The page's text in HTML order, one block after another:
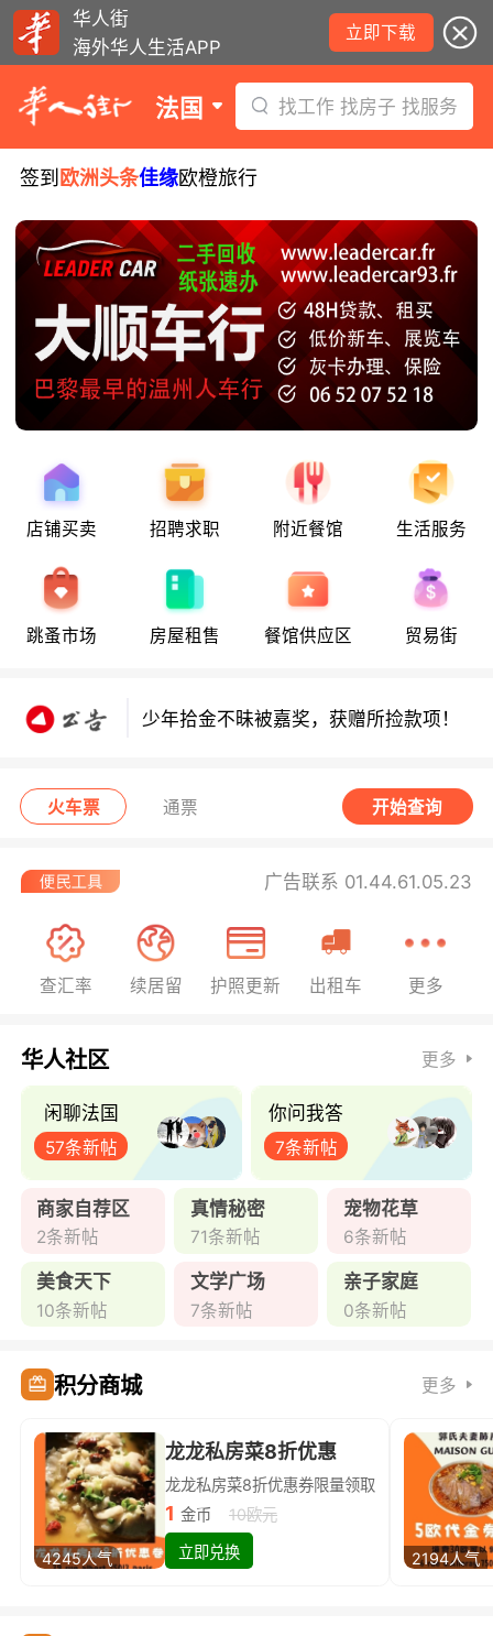
华人街
海外华人生活APP
立即下载
法国 找工作 找房子 找服务
签到 欧洲头条佳缘欧橙旅行
店铺买卖 招聘求职 附近餐馆 生活服务
跳蚤市场 房屋租售 餐馆供应区 贸易街
少年拾金不昧被嘉奖，获赠所捡款项！
西班牙小偷在法行窃被捕！
少年拾金不昧获嘉奖，领走所捡款项！
少年拾金不昧被嘉奖，获赠所捡款项！
西班牙小偷在法行窃被捕！
火车票 通票 开始查询
广告联系 01.44.61.05.23
查汇率 续居留 护照更新 出租车 更多
华人社区 更多
闲聊法国
57条新帖
你问我答
7条新帖
商家自荐区
2条新帖
真情秘密
71条新帖
宠物花草
6条新帖
美食天下
10条新帖
文学广场
7条新帖
亲子家庭
0条新帖
积分商城 更多
4245人气
龙龙私房菜8折优惠
龙龙私房菜8折优惠券限量领取
1 金币
10欧元
立即兑换
2194人气